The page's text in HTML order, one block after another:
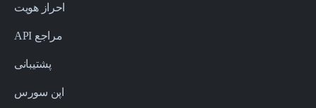
احراز هویت
مراجع API
پشتیبانی
اپن سورس